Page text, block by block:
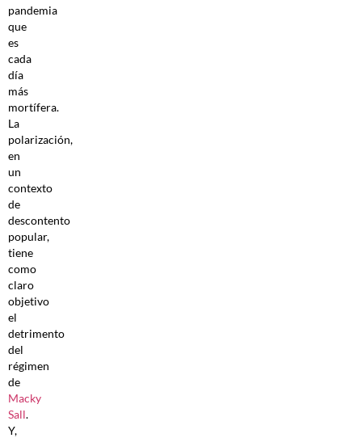
pandemia
que
es
cada
día
más
mortífera.
La
polarización,
en
un
contexto
de
descontento
popular,
tiene
como
claro
objetivo
el
detrimento
del
régimen
de
Macky
Sall.
Y,